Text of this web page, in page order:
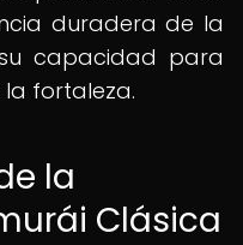
duradera de la
capacidad para
fortaleza.
la
Clásica